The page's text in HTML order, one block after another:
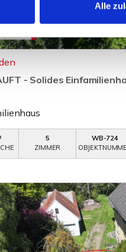
Alle
€
- Solides
5
ZIMMER
WB-724